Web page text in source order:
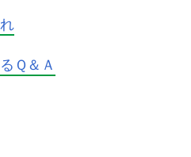
Ｑ＆Ａ